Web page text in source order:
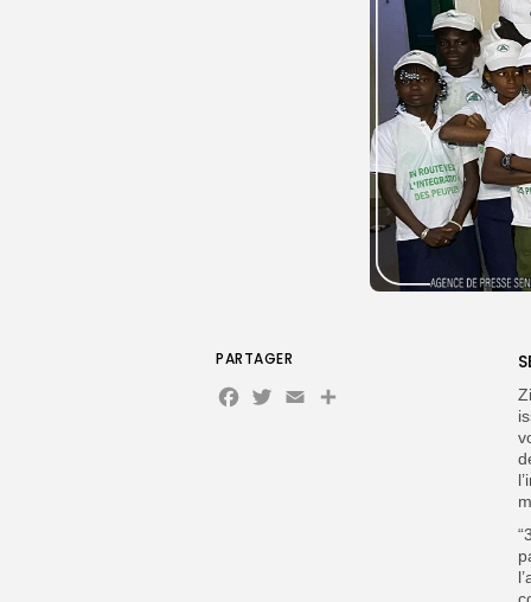
INTERNATIONAL
AGENDA
SANTE
PARTAGER
Facebook
Twitter
EmailPartager